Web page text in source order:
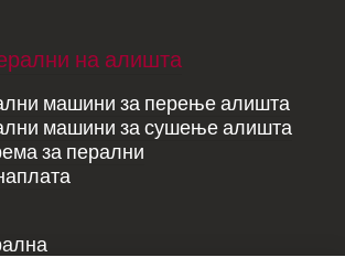
на алишта
машини за перење алишта
машини за сушење алишта
за перални